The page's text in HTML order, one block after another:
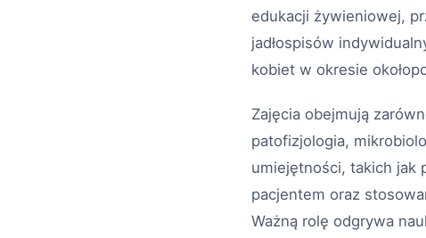
edukacji żywieniowej,
jadłospisów
kobiet w okresie
Zajęcia obejmują
patofizjologia,
umiejętności, takich jak
pacjentem oraz
Ważną rolę odgrywa